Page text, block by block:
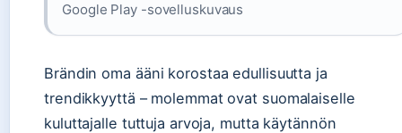
Google Play -sovelluskuvaus
Brändin oma ääni korostaa edullisuutta ja
trendikkyyttä – molemmat ovat suomalaiselle
kuluttajalle tuttuja arvoja, mutta käytännön